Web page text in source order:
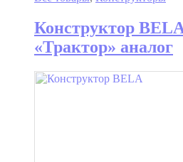
Конструктор
«Трактор» аналог